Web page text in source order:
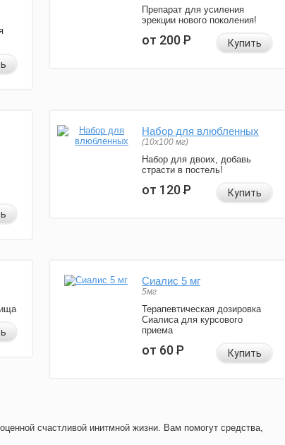
Препарат для усиления
эрекции нового поколения!
от 200Р Купить
Набор для влюбленных
(10х100 мг)
Набор для двоих, добавь
страсти в постель!
от 120Р Купить
Сиалис 5 мг
5мг
Терапевтическая дозировка
Сиалиса для курсового
приема
от 60Р Купить
счастливой инитмной жизни. Вам помогут средства,